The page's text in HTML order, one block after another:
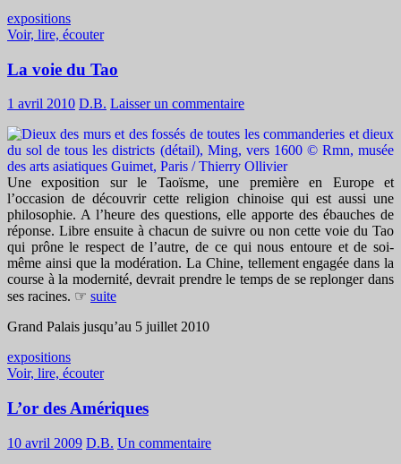
expositions
Voir, lire, écouter
La voie du Tao
1 avril 2010 D.B. Laisser un commentaire
Une exposition sur le Taoïsme, une première en Europe et
l’occasion de découvrir cette religion chinoise qui est aussi une
philosophie. A l’heure des questions, elle apporte des ébauches de
réponse. Libre ensuite à chacun de suivre ou non cette voie du Tao
qui prône le respect de l’autre, de ce qui nous entoure et de soi-
même ainsi que la modération. La Chine, tellement engagée dans la
course à la modernité, devrait prendre le temps de se replonger dans
ses racines. ☞ suite
Grand Palais jusqu’au 5 juillet 2010
expositions
Voir, lire, écouter
L’or des Amériques
10 avril 2009 D.B. Un commentaire